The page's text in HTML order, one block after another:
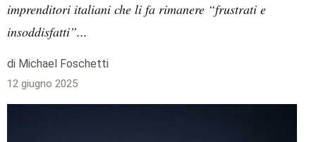
imprenditori italiani che li fa rimanere “frustrati e
insoddisfatti”...
di Michael Foschetti
12 giugno 2025